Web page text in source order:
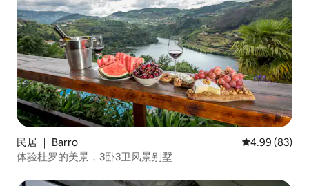
民居 ｜ Barro 平均评分 4.99
4.99 (83)
体验杜罗的美景，3卧3卫风景别墅